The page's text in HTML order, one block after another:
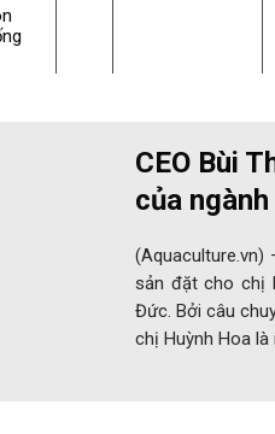
CEO Bùi
của
(Aquaculture.vn)
sản đặt cho chị
Đức. Bởi câu
chị Huỳnh Hoa